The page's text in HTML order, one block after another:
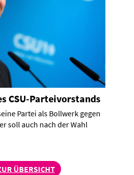
CSU-Parteivorstands
Partei als Bollwerk gegen
soll auch nach der Wahl
ÜBERSICHT